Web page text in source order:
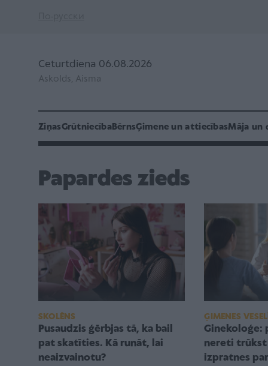
Ceturtdiena 06.08.2026
Askolds, Aisma
ZiņasGrūtniecībaBērnsĢimene un attiecībasMāja un
Papardes zieds
SKOLĒNS
Pusaudzis ģērbjas tā, ka bail
pat skatīties. Kā runāt, lai
neaizvainotu?
ĢIMENES
Ginekoloģe:
nereti trūkst
izpratnes